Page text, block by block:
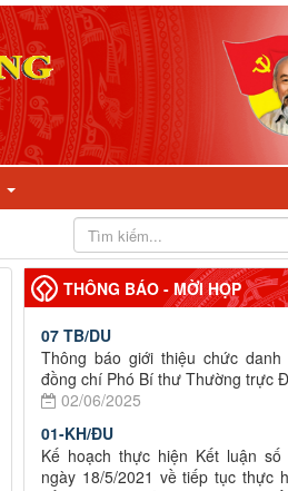
THÔNG BÁO - MỜI HỌP
07 TB/DU
Thông báo giới thiệu chức
đồng chí Phó Bí thư Thường trực
02/06/2025
01-KH/ĐU
Kế hoạch thực hiện Kết luận số
ngày 18/5/2021 về tiếp tục thực